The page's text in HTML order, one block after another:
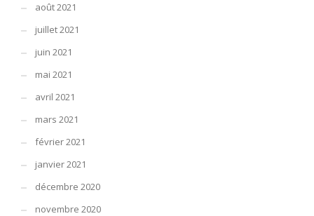
août 2021
juillet 2021
juin 2021
mai 2021
avril 2021
mars 2021
février 2021
janvier 2021
décembre 2020
novembre 2020